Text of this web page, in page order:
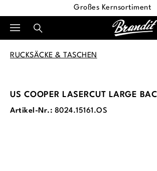
Großes Kernsortiment
RUCKSÄCKE & TASCHEN
US COOPER LASERCUT LARGE
Artikel-Nr.: 8024.15161.OS